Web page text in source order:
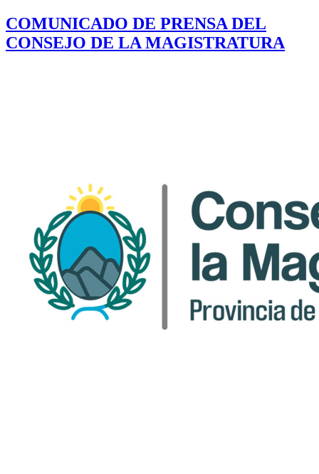
COMUNICADO DE PRENSA DEL
CONSEJO DE LA MAGISTRATURA